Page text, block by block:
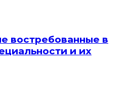
востребованные в
и их